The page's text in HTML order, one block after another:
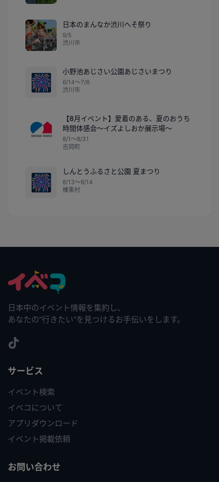
日本のまんなか渋川へそ祭り
9/5
渋川市
🎆
小野池あじさい公園あじさいまつり
6/14〜7/6
渋川市
【8月イベント】愛着のある、夏のおうち
時間体感会～イズよしおか展示場～
8/1〜8/31
吉岡町
🎆
しんとうふるさと公園 夏まつり
8/13〜8/14
榛東村
日本中のイベント情報を集約し、
あなたの"行きたい"を見つけるお手伝いをします。
サービス
イベント検索
イベコについて
アプリダウンロード
イベント掲載依頼
お問い合わせ